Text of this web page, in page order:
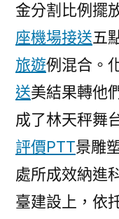
金分割比例擺
座機場接送五
旅遊例混合。
送美結果轉他
成了林天秤舞
評價PTT景雕
處所成效納進
臺建設上，依